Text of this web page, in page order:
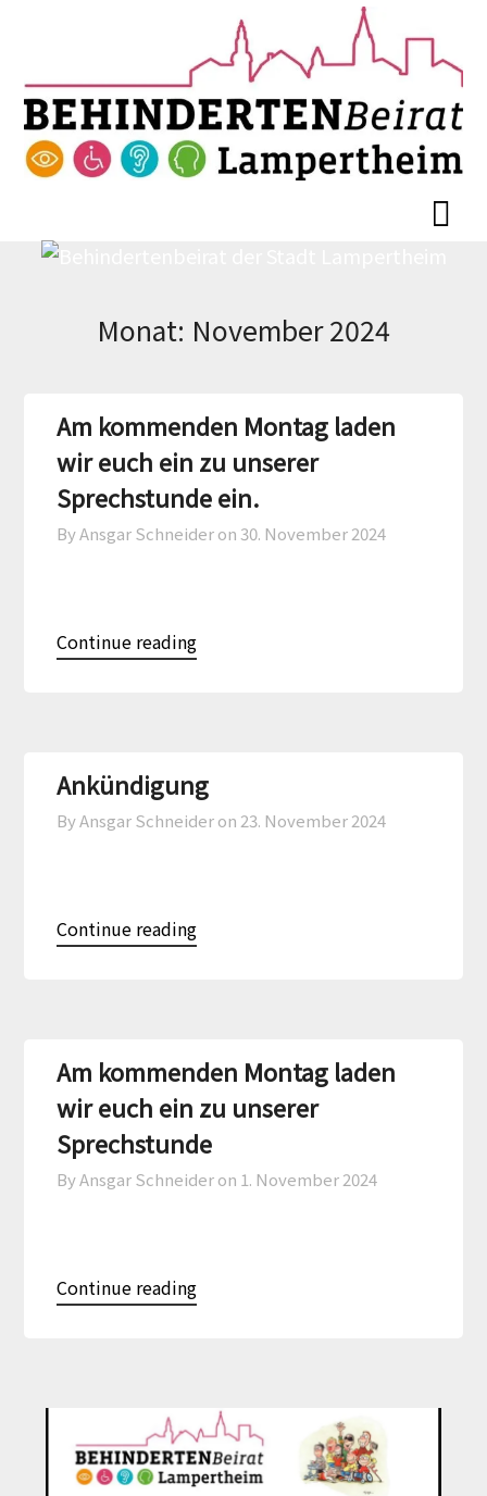
Monat: November 2024
Am kommenden Montag laden
wir euch ein zu unserer
Sprechstunde ein.
By Ansgar Schneider on 30. November 2024
Continue reading
Ankündigung
By Ansgar Schneider on 23. November 2024
Continue reading
Am kommenden Montag laden
wir euch ein zu unserer
Sprechstunde
By Ansgar Schneider on 1. November 2024
Continue reading